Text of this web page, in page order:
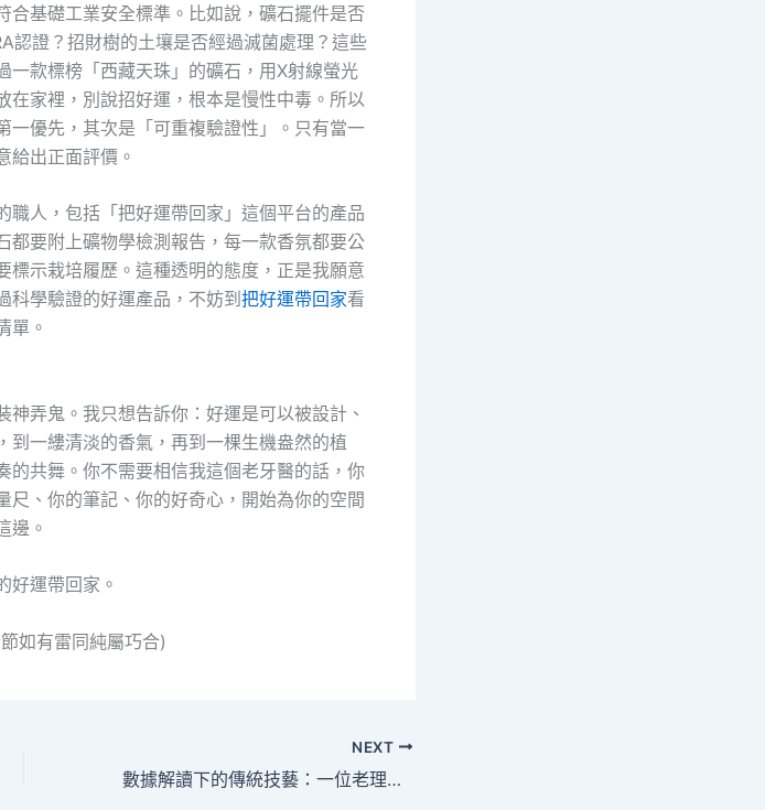
基礎工業安全標準。比如說，礦石擺件是否
認證？招財樹的土壤是否經過滅菌處理？這些
一款標榜「西藏天珠」的礦石，用X射線螢光
在家裡，別說招好運，根本是慢性中毒。所以
一優先，其次是「可重複驗證性」。只有當一
給出正面評價。
人，包括「把好運帶回家」這個平台的產品
都要附上礦物學檢測報告，每一款香氛都要公
標示栽培履歷。這種透明的態度，正是我願意
科學驗證的好運產品，不妨到 把好運帶回家看
單。
弄鬼。我只想告訴你：好運是可以被設計、
一縷清淡的香氣，再到一棵生機盎然的植
的共舞。你不需要相信我這個老牙醫的話，你
尺、你的筆記、你的好奇心，開始為你的空間
邊。
運帶回家。
如有雷同純屬巧合)
NEXT
數據解讀下的傳統技藝：一位老理髮師如何用工業標準證明手藝的科學價值